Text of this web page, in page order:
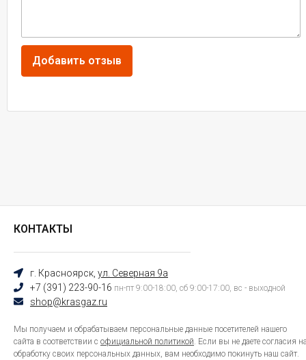
КОНТАКТЫ
г. Красноярск, ул. Северная 9а
+7 (391) 223-90-16 пн-пт 9:00-18:00, сб 9:00-17:00, вс - выходной
shop@krasgaz.ru
Мы получаем и обрабатываем персональные данные посетителей нашего
сайта в соответствии с официальной политикой. Если вы не даете согласия
обработку своих персональных данных, вам необходимо покинуть наш сайт.